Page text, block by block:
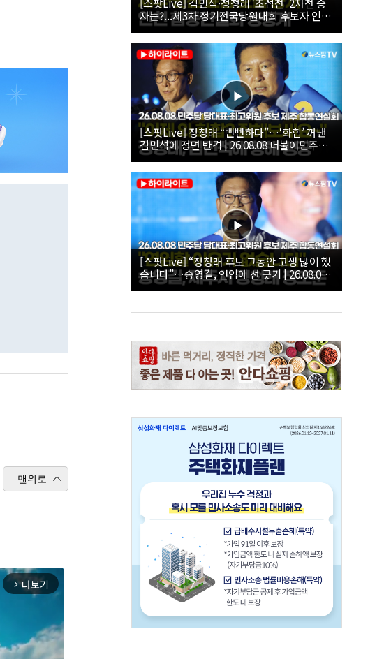
맨위로
arrow_forward_ios 더보기
자는?...제3차 정기전국당원대회 후보자 인천
합동연설회 생중계 | 26.08.08
[스팟Live] 정청래 “뻔뻔하다”…‘화합’ 꺼낸
김민석에 정면 반격 | 26.08.08 더불어민주당
당대표·최고위원 후보 제주 합동연설회
[스팟Live] “정청래 후보 그동안 고생 많이 했
습니다”…송영길, 연임에 선 긋기 | 26.08.08
더불어민주당 당대표·최고위원 후보 제주 합